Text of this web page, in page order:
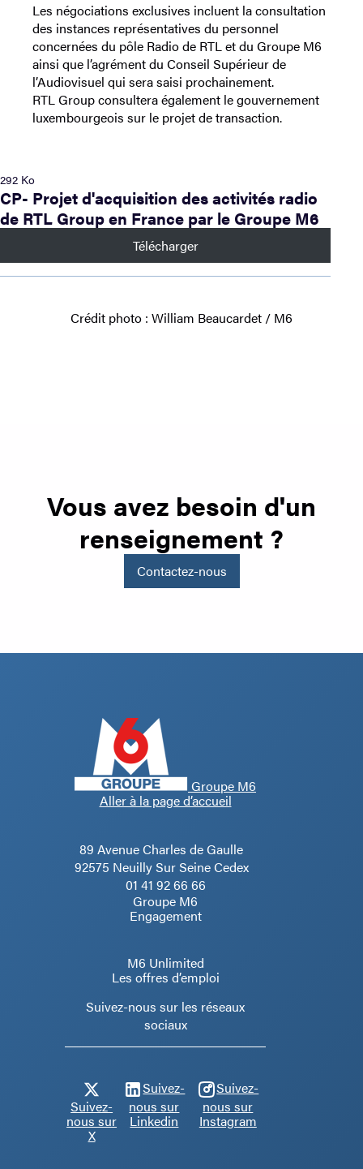
Les négociations exclusives incluent la consultation
des instances représentatives du personnel
concernées du pôle Radio de RTL et du Groupe M6
ainsi que l’agrément du Conseil Supérieur de
l’Audiovisuel qui sera saisi prochainement.
RTL Group consultera également le gouvernement
luxembourgeois sur le projet de transaction.
292 Ko
CP- Projet d'acquisition des activités radio
de RTL Group en France par le Groupe M6
Télécharger
Crédit photo : William Beaucardet / M6
Vous avez besoin d'un
renseignement ?
Contactez-nous
Groupe M6
Aller à la page d’accueil
89 Avenue Charles de Gaulle
92575 Neuilly Sur Seine Cedex
01 41 92 66 66
Groupe M6
Engagement
M6 Unlimited
Les offres d’emploi
Suivez-nous sur les réseaux
sociaux
Suivez-
nous sur
X
Suivez-
nous sur
Linkedin
Suivez-
nous sur
Instagram